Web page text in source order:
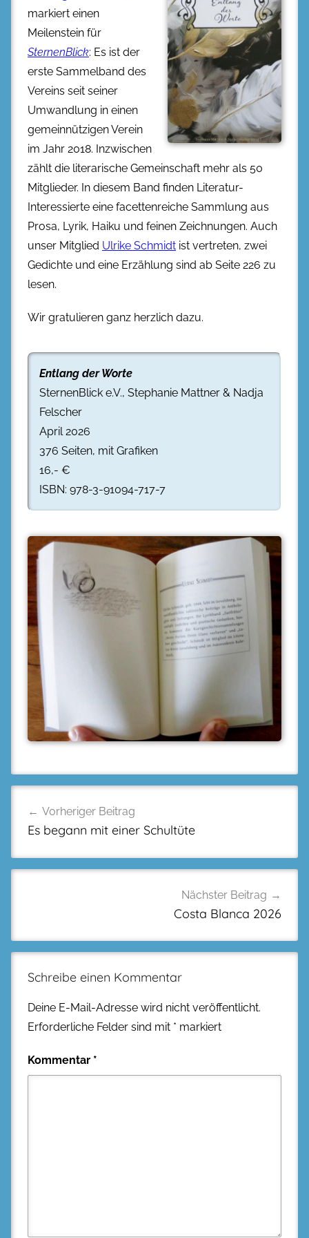
markiert einen
Meilenstein für
SternenBlick: Es ist der
erste Sammelband des
Vereins seit seiner
Umwandlung in einen
gemeinnützigen Verein
im Jahr 2018. Inzwischen
zählt die literarische Gemeinschaft mehr als 50
Mitglieder. In diesem Band finden Literatur-
Interessierte eine facettenreiche Sammlung aus
Prosa, Lyrik, Haiku und feinen Zeichnungen. Auch
unser Mitglied Ulrike Schmidt ist vertreten, zwei
Gedichte und eine Erzählung sind ab Seite 226 zu
lesen.
Wir gratulieren ganz herzlich dazu.
Entlang der Worte
SternenBlick e.V., Stephanie Mattner & Nadja
Felscher
April 2026
376 Seiten, mit Grafiken
16,- €
ISBN: 978-3-91094-717-7
Vorheriger Beitrag
Es begann mit einer Schultüte
Nächster Beitrag
Costa Blanca 2026
Schreibe einen Kommentar
Deine E-Mail-Adresse wird nicht veröffentlicht.
Erforderliche Felder sind mit * markiert
Kommentar *